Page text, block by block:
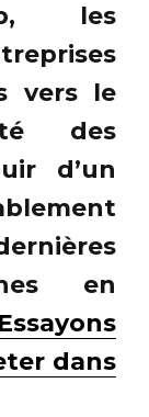
les
vers le
des
d’un
en
Essayons
dans